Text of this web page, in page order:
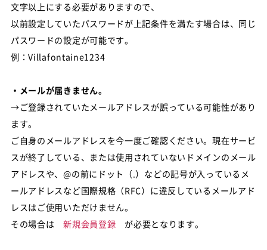
文字以上にする必要がありますので、
以前設定していたパスワードが上記条件を満たす場合は、同じ
パスワードの設定が可能です。
例：Villafontaine1234
・メールが届きません。
→ご登録されていたメールアドレスが誤っている可能性があり
ます。
ご自身のメールアドレスを今一度ご確認ください。現在サービ
スが終了している、または使用されていないドメインのメール
アドレスや、@の前にドット（.）などの記号が入っているメ
ールアドレスなど国際規格（RFC）に違反しているメールアド
レスはご使用いただけません。
その場合は新規会員登録 が必要となります。